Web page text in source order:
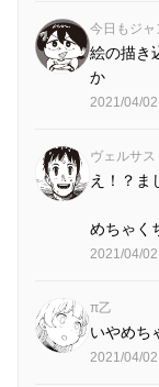
今日もジ
絵の描き
か
2021/04/
ヴェルサス
え！？ま
めちゃく
2021/04/
π乙
いやめち
2021/04/